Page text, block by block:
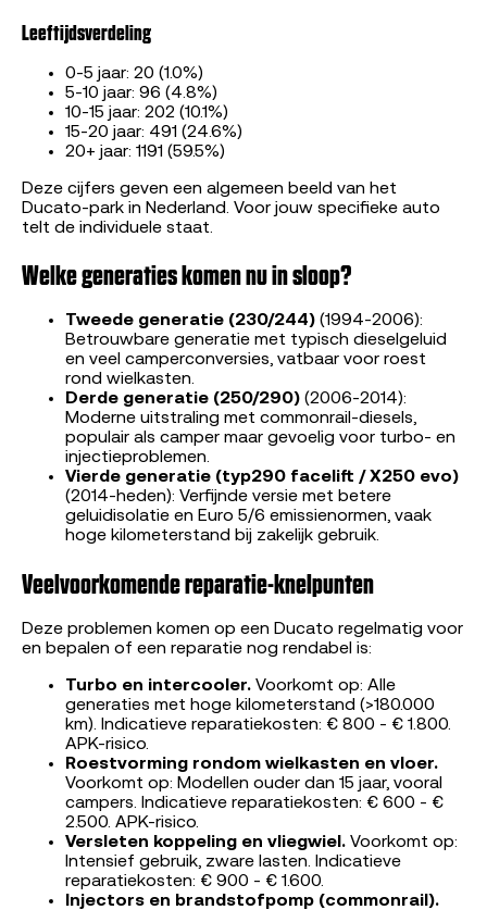
Leeftijdsverdeling
0-5 jaar: 20 (1.0%)
5-10 jaar: 96 (4.8%)
10-15 jaar: 202 (10.1%)
15-20 jaar: 491 (24.6%)
20+ jaar: 1191 (59.5%)
Deze cijfers geven een algemeen beeld van het
Ducato-park in Nederland. Voor jouw specifieke auto
telt de individuele staat.
Welke generaties komen nu in sloop?
Tweede generatie (230/244) (1994-2006):
Betrouwbare generatie met typisch dieselgeluid
en veel camperconversies, vatbaar voor roest
rond wielkasten.
Derde generatie (250/290) (2006-2014):
Moderne uitstraling met commonrail-diesels,
populair als camper maar gevoelig voor turbo- en
injectieproblemen.
Vierde generatie (typ290 facelift / X250 evo)
(2014-heden): Verfijnde versie met betere
geluidisolatie en Euro 5/6 emissienormen, vaak
hoge kilometerstand bij zakelijk gebruik.
Veelvoorkomende reparatie-knelpunten
Deze problemen komen op een Ducato regelmatig voor
en bepalen of een reparatie nog rendabel is:
Turbo en intercooler. Voorkomt op: Alle
generaties met hoge kilometerstand (>180.000
km). Indicatieve reparatiekosten: € 800 - € 1.800.
APK-risico.
Roestvorming rondom wielkasten en vloer.
Voorkomt op: Modellen ouder dan 15 jaar, vooral
campers. Indicatieve reparatiekosten: € 600 - €
2.500. APK-risico.
Versleten koppeling en vliegwiel. Voorkomt op:
Intensief gebruik, zware lasten. Indicatieve
reparatiekosten: € 900 - € 1.600.
Injectors en brandstofpomp (commonrail).